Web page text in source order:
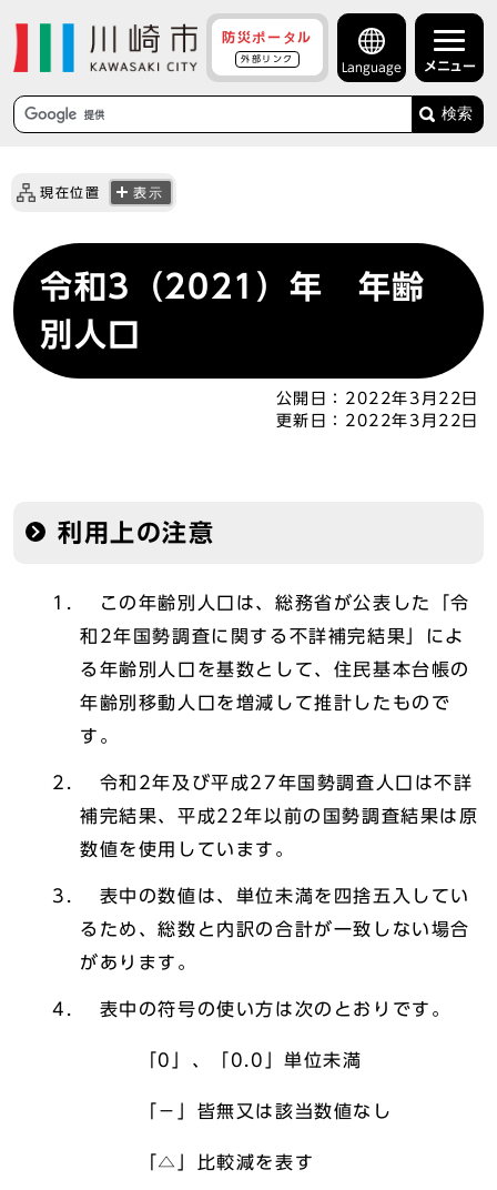
防災ポータル
外部リンク
Language メニュー
検索
現在位置 表示
令和3（2021）年 年齢
別人口
公開日： 2022年3月22日
更新日： 2022年3月22日
利用上の注意
この年齢別人口は、総務省が公表した「令
和2年国勢調査に関する不詳補完結果」によ
る年齢別人口を基数として、住民基本台帳の
年齢別移動人口を増減して推計したもので
す。
令和2年及び平成27年国勢調査人口は不詳
補完結果、平成22年以前の国勢調査結果は原
数値を使用しています。
表中の数値は、単位未満を四捨五入してい
るため、総数と内訳の合計が一致しない場合
があります。
表中の符号の使い方は次のとおりです。
「0」、「0.0」単位未満
「－」皆無又は該当数値なし
「△」比較減を表す